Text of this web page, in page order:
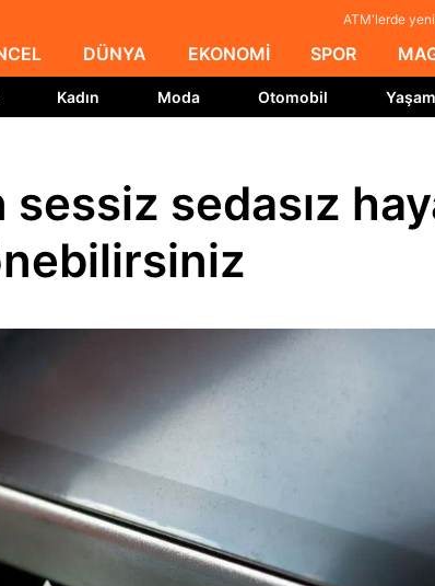
ATM'lerde
DÜNYA EKONOMİ SPOR
Kadın Moda Otomobil Yaşam
sedasız